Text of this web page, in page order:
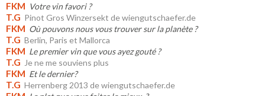
FKM Votre vin favori ?
T.G Pinot Gros Winzersekt de wiengutschaefer.de
FKM Où pouvons nous vous trouver sur la planète ?
T.G Berlin, Paris et Mallorca
FKM Le premier vin que vous ayez gouté ?
T.G Je ne me souviens plus
FKM Et le dernier?
T.G Herrenberg 2013 de wiengutschaefer.de